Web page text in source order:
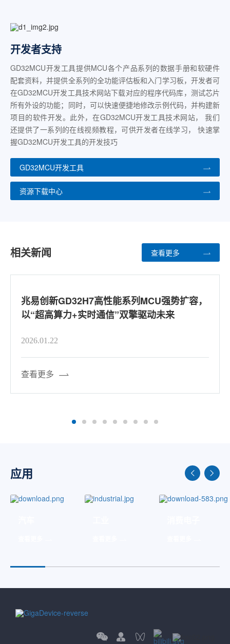
开发者支持
GD32MCU开发工具提供MCU各个产品系列的数据手册和软硬件
配套资料，并提供全系列的全功能评估板和入门学习板，开发者可
在GD32MCU开发工具技术网站下载对应的程序代码库，测试芯片
所有外设的功能；同时，可以快速便捷地修改示例代码，并构建新
项目的软件开发。此外，在GD32MCU开发工具技术网站， 我们
还提供了一系列的在线视频教程，可供开发者在线学习， 快速掌
握GD32MCU开发工具的开发技巧
GD32MCU开发工具
资源下载中心
相关新闻 查看更多
创新GD32H7高性能系列MCU强势扩容，
高算力+实时通信”双擎驱动未来
应用